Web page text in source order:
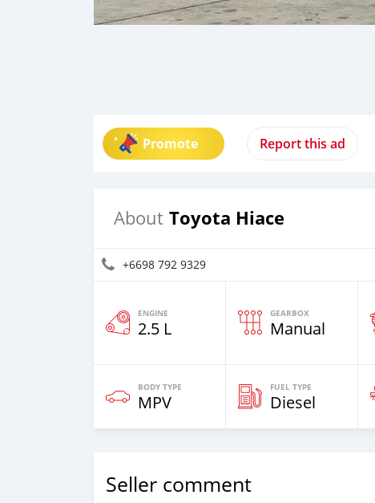
Promote Report this ad
About Toyota Hiace
+6698 792 9329
ENGINE
2.5 L
GEARBOX
Manual
BODY TYPE
MPV
FUEL TYPE
Diesel
Seller comment